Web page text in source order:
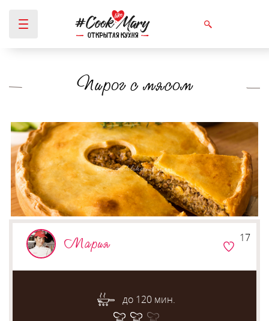
Вы здесь Пирог с мясом
Мария
до 120 мин.
17